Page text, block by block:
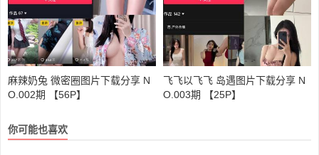
麻辣奶兔 微密圈图片下载分享 N
O.002期 【56P】
飞飞以飞飞 岛遇图片下载分享 N
O.003期 【25P】
你可能也喜欢